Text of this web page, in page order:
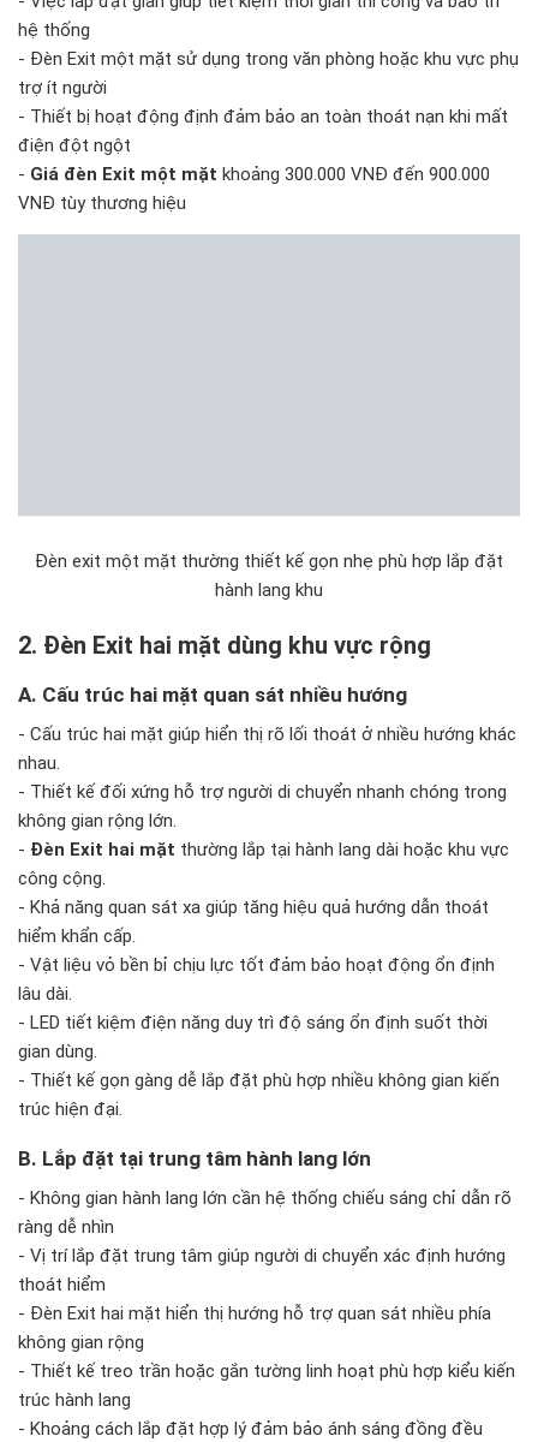
hệ thống
- Đèn Exit một mặt sử dụng trong văn phòng hoặc khu vực phụ
trợ ít người
- Thiết bị hoạt động định đảm bảo an toàn thoát nạn khi mất
điện đột ngột
- Giá đèn Exit một mặt khoảng 300.000 VNĐ đến 900.000
VNĐ tùy thương hiệu
Đèn exit một mặt thường thiết kế gọn nhẹ phù hợp lắp đặt
hành lang khu
2. Đèn Exit hai mặt dùng khu vực rộng
A. Cấu trúc hai mặt quan sát nhiều hướng
- Cấu trúc hai mặt giúp hiển thị rõ lối thoát ở nhiều hướng khác
nhau.
- Thiết kế đối xứng hỗ trợ người di chuyển nhanh chóng trong
không gian rộng lớn.
- Đèn Exit hai mặt thường lắp tại hành lang dài hoặc khu vực
công cộng.
- Khả năng quan sát xa giúp tăng hiệu quả hướng dẫn thoát
hiểm khẩn cấp.
- Vật liệu vỏ bền bỉ chịu lực tốt đảm bảo hoạt động ổn định
lâu dài.
- LED tiết kiệm điện năng duy trì độ sáng ổn định suốt thời
gian dùng.
- Thiết kế gọn gàng dễ lắp đặt phù hợp nhiều không gian kiến
trúc hiện đại.
B. Lắp đặt tại trung tâm hành lang lớn
- Không gian hành lang lớn cần hệ thống chiếu sáng chỉ dẫn rõ
ràng dễ nhìn
- Vị trí lắp đặt trung tâm giúp người di chuyển xác định hướng
thoát hiểm
- Đèn Exit hai mặt hiển thị hướng hỗ trợ quan sát nhiều phía
không gian rộng
- Thiết kế treo trần hoặc gắn tường linh hoạt phù hợp kiểu kiến
trúc hành lang
- Khoảng cách lắp đặt hợp lý đảm bảo ánh sáng đồng đều